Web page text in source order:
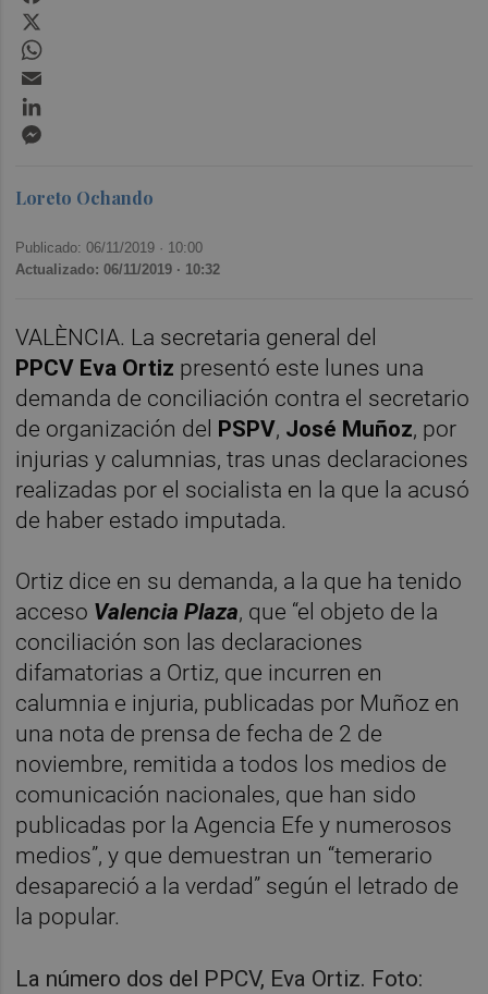
Loreto Ochando
Publicado: 06/11/2019 · 10:00
Actualizado: 06/11/2019 · 10:32
VALÈNCIA. La secretaria general del
PPCV Eva Ortiz presentó este lunes una
demanda de conciliación contra el secretario
de organización del PSPV, José Muñoz, por
injurias y calumnias, tras unas declaraciones
realizadas por el socialista en la que la acusó
de haber estado imputada.
Ortiz dice en su demanda, a la que ha tenido
acceso Valencia Plaza, que “el objeto de la
conciliación son las declaraciones
difamatorias a Ortiz, que incurren en
calumnia e injuria, publicadas por Muñoz en
una nota de prensa de fecha de 2 de
noviembre, remitida a todos los medios de
comunicación nacionales, que han sido
publicadas por la Agencia Efe y numerosos
medios”, y que demuestran un “temerario
desapareció a la verdad” según el letrado de
la popular.
La número dos del PPCV, Eva Ortiz. Foto: